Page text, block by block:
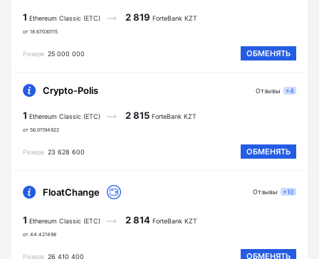
1 Ethereum Classic (ETC)
от 18.67030115
2 819 ForteBank KZT
Резерв 25 000 000 ОБМЕНЯТЬ
Crypto-Polis
1 Ethereum Classic (ETC)
от 56.01194922
2 815 ForteBank KZT
Резерв 23 628 600 ОБМЕНЯТЬ
Отзывы +4
FloatChange
1 Ethereum Classic (ETC)
от 44.421498
2 814 ForteBank KZT
Резерв 26 410 400 ОБМЕНЯТЬ
Отзывы +10